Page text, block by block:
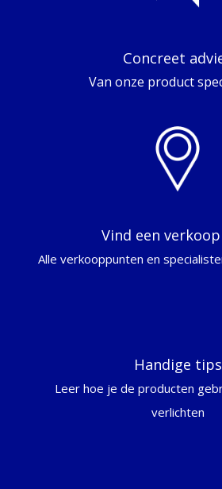
Concreet
Van onze product
Vind een
Alle verkooppunten en
Handige tips
Leer hoe je de producten
verlichten